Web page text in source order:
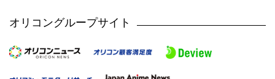
オリコングループサイト